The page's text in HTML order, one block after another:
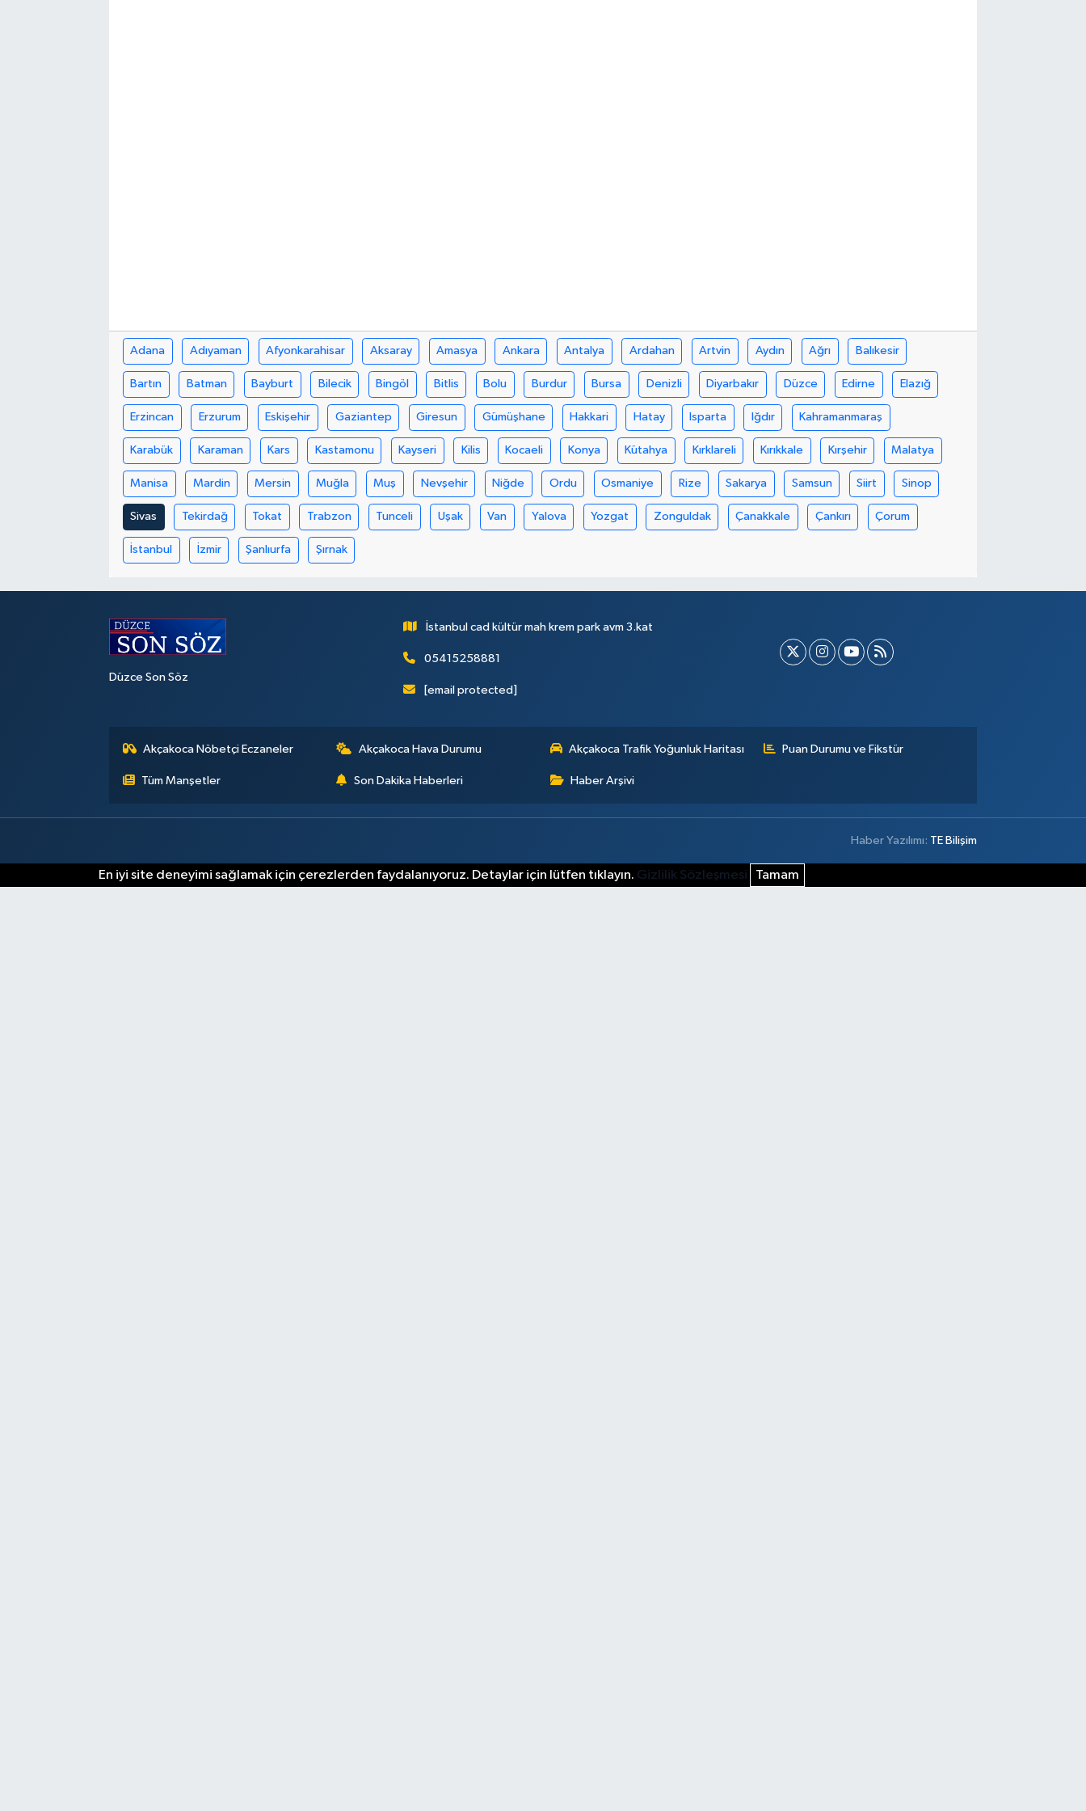
Adana Adıyaman Afyonkarahisar Aksaray Amasya Ankara Antalya Ardahan Artvin Aydın Ağrı Balıkesir
Bartın Batman Bayburt Bilecik Bingöl Bitlis Bolu Burdur Bursa Denizli Diyarbakır Düzce Edirne Elazığ
Erzincan Erzurum Eskişehir Gaziantep Giresun Gümüşhane Hakkari Hatay Isparta Iğdır Kahramanmaraş
Karabük Karaman Kars Kastamonu Kayseri Kilis Kocaeli Konya Kütahya Kırklareli Kırıkkale Kırşehir Malatya
Manisa Mardin Mersin Muğla Muş Nevşehir Niğde Ordu Osmaniye Rize Sakarya Samsun Siirt Sinop
Sivas Tekirdağ Tokat Trabzon Tunceli Uşak Van Yalova Yozgat Zonguldak Çanakkale Çankırı Çorum
İstanbul İzmir Şanlıurfa Şırnak
Düzce Son Söz
İstanbul cad kültür mah krem park avm 3.kat
05415258881
[email protected]
Akçakoca Nöbetçi Eczaneler Akçakoca Hava Durumu Akçakoca Trafik Yoğunluk Haritası Puan Durumu ve Fikstür
Tüm Manşetler Son Dakika Haberleri Haber Arşivi
Haber Yazılımı: TE Bilişim
En iyi site deneyimi sağlamak için çerezlerden faydalanıyoruz. Detaylar için lütfen tıklayın. Gizlilik Sözleşmesi Tamam